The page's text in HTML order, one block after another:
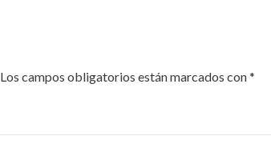
Los campos obligatorios están marcados con*